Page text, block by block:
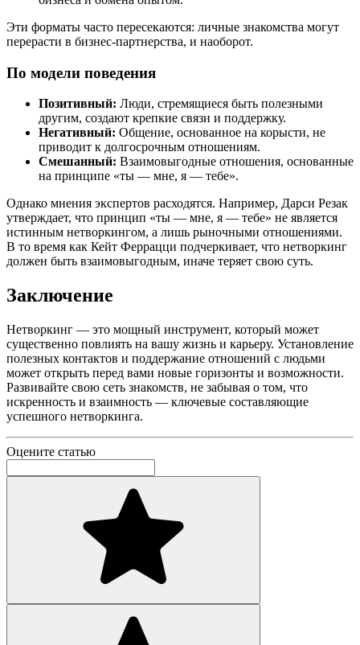
Эти форматы часто пересекаются: личные знакомства могут
перерасти в бизнес-партнерства, и наоборот.
По модели поведения
Позитивный: Люди, стремящиеся быть полезными
другим, создают крепкие связи и поддержку.
Негативный: Общение, основанное на корысти, не
приводит к долгосрочным отношениям.
Смешанный: Взаимовыгодные отношения, основанные
на принципе «ты — мне, я — тебе».
Однако мнения экспертов расходятся. Например, Дарси Резак
утверждает, что принцип «ты — мне, я — тебе» не является
истинным нетворкингом, а лишь рыночными отношениями.
В то время как Кейт Феррацци подчеркивает, что нетворкинг
должен быть взаимовыгодным, иначе теряет свою суть.
Заключение
Нетворкинг — это мощный инструмент, который может
существенно повлиять на вашу жизнь и карьеру. Установление
полезных контактов и поддержание отношений с людьми
может открыть перед вами новые горизонты и возможности.
Развивайте свою сеть знакомств, не забывая о том, что
искренность и взаимность — ключевые составляющие
успешного нетворкинга.
Оцените статью